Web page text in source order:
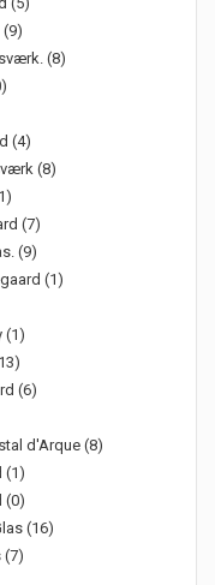
(8)
(4)
(8)
(7)
(9)
(1)
(1)
(6)
d'Arque (8)
(1)
(0)
(16)
(7)